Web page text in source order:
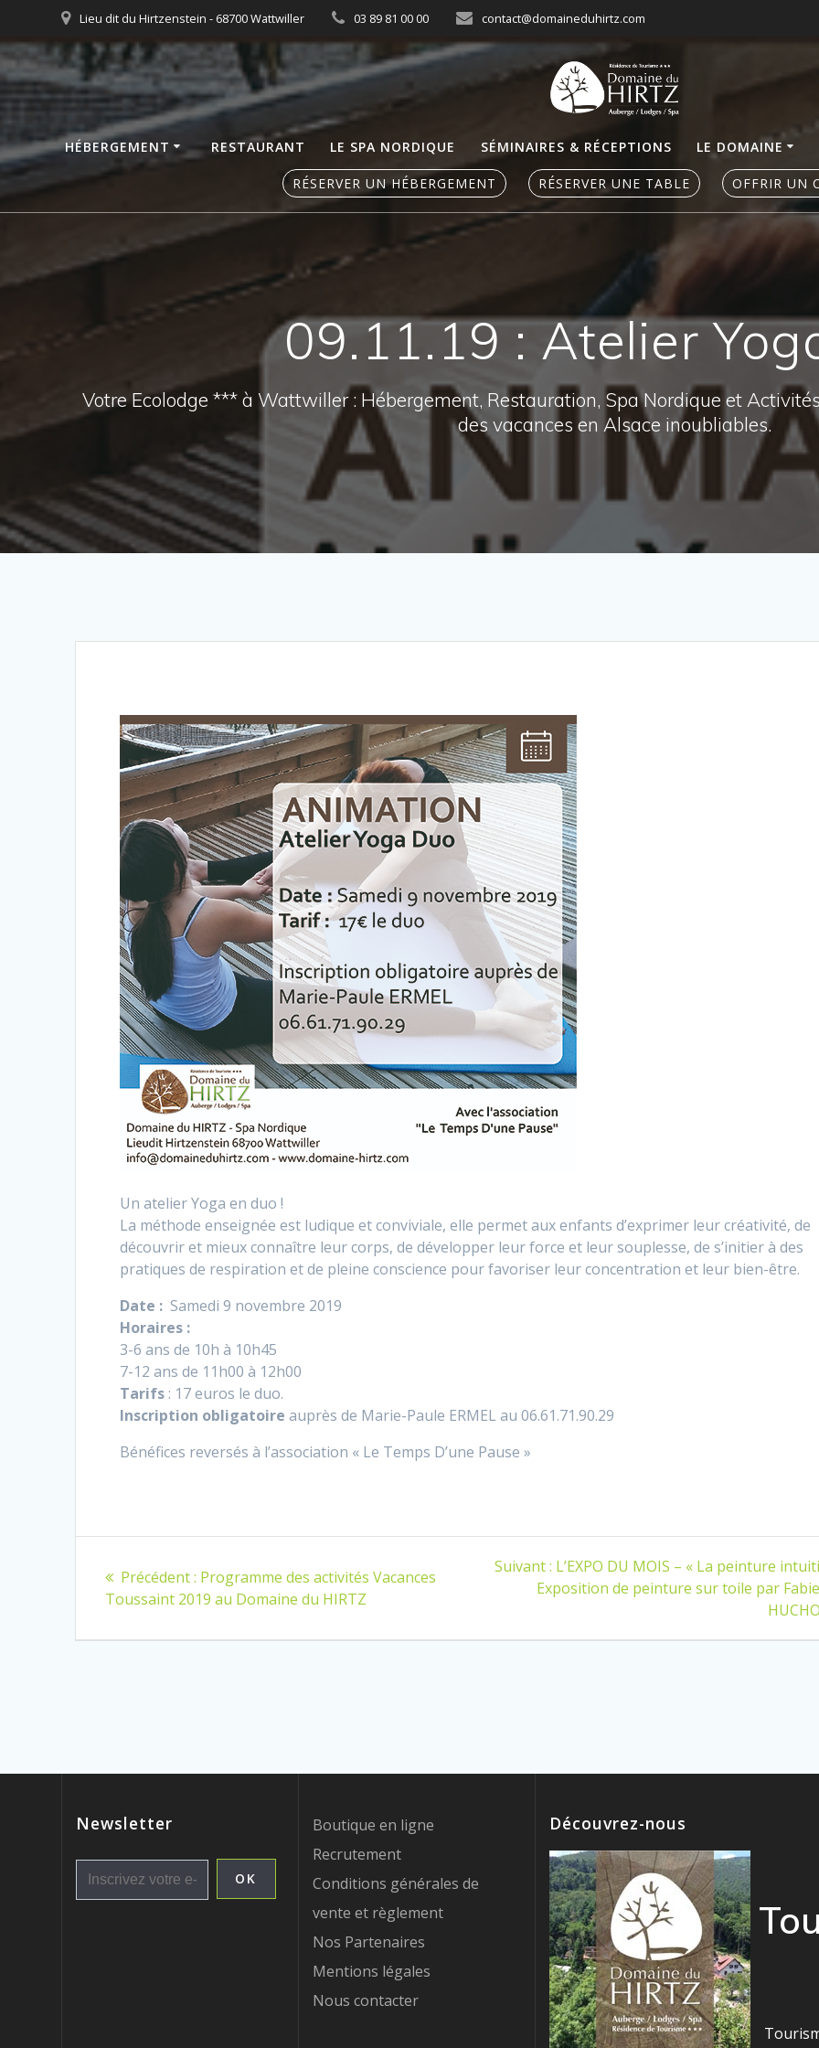
content
Lieu dit du Hirtzenstein - 68700 Wattwiller 03 89 81 00 00 contact@domaineduhirtz.com
HÉBERGEMENT RESTAURANT LE SPA NORDIQUE SÉMINAIRES & RÉCEPTIONS LE DOMAINE
RÉSERVER UN HÉBERGEMENT RÉSERVER UNE TABLE OFFRIR UN
09.11.19 : Atelier
Votre Ecolodge *** à Wattwiller : Hébergement, Restauration, Spa Nordique et
des vacances en Alsace inoubliables.
Un atelier Yoga en duo !
La méthode enseignée est ludique et conviviale, elle permet aux enfants d’exprimer leur créativité, de
découvrir et mieux connaître leur corps, de développer leur force et leur souplesse, de s’initier à des
pratiques de respiration et de pleine conscience pour favoriser leur concentration et leur bien-être.
Date : Samedi 9 novembre 2019
Horaires :
3-6 ans de 10h à 10h45
7-12 ans de 11h00 à 12h00
Tarifs : 17 euros le duo.
Inscription obligatoire auprès de Marie-Paule ERMEL au 06.61.71.90.29
Bénéfices reversés à l’association « Le Temps D’une Pause »
de
l’article
Précédent : Article
précédent
Programme des activités Vacances
Toussaint 2019 au Domaine du HIRTZ
Suivant : Article
suivant
L’EXPO DU MOIS – « La peinture
Exposition de peinture sur toile par
Newsletter
Boutique en ligne
Recrutement
Conditions générales de
vente et règlement
Nos Partenaires
Mentions légales
Nous contacter
Découvrez-nous